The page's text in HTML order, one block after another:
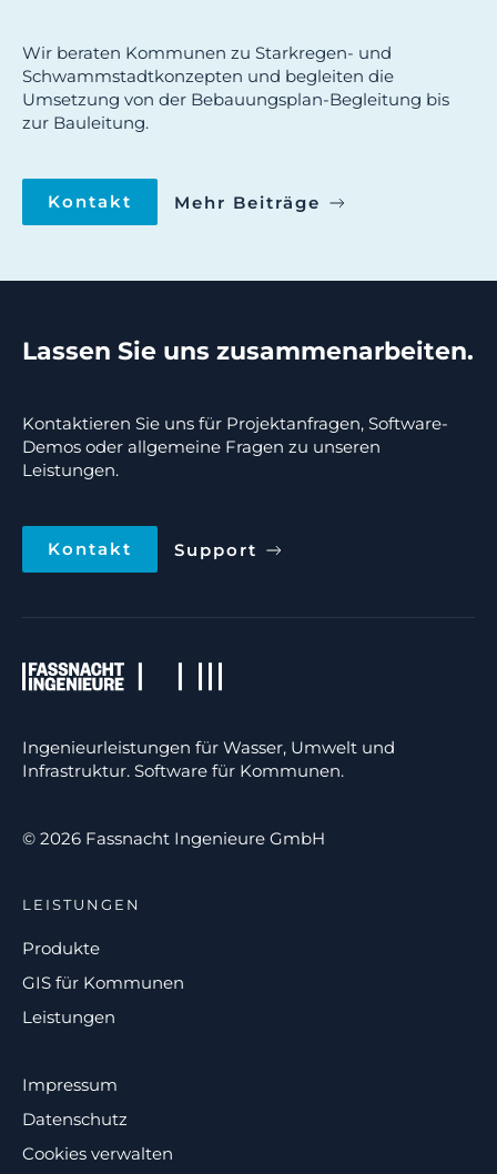
Wir beraten Kommunen zu Starkregen- und
Schwammstadtkonzepten und begleiten die
Umsetzung von der Bebauungsplan-Begleitung bis
zur Bauleitung.
Kontakt Mehr Beiträge
Lassen Sie uns zusammenarbeiten.
Kontaktieren Sie uns für Projektanfragen, Software-
Demos oder allgemeine Fragen zu unseren
Leistungen.
Kontakt Support
Ingenieurleistungen für Wasser, Umwelt und
Infrastruktur. Software für Kommunen.
© 2026 Fassnacht Ingenieure GmbH
LEISTUNGEN
Produkte
GIS für Kommunen
Leistungen
Impressum
Datenschutz
Cookies verwalten